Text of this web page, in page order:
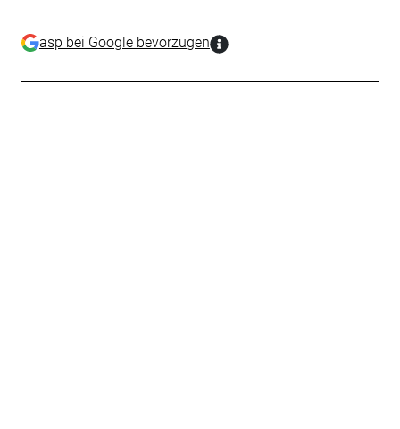
asp bei Google bevorzugen